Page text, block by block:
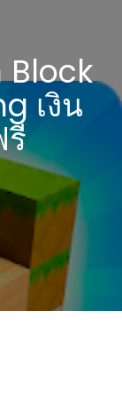
Block
เงิน